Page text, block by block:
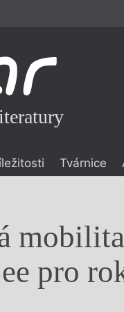
Tvárnice
mobilita
pro